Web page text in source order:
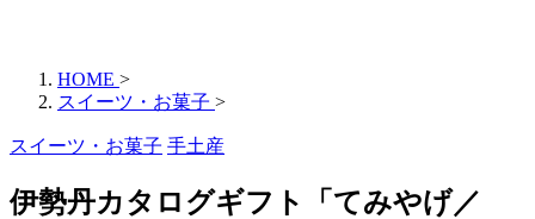
HOME >
スイーツ・お菓子 >
スイーツ・お菓子 手土産
伊勢丹カタログギフト「てみやげ／